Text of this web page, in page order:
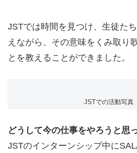
JSTでは時間を見つけ、生徒た
えながら、その意味をくみ取り
とを教えることができました。
JSTでの活動写真
どうして今の仕事をやろうと思
JSTのインターンシップ中に